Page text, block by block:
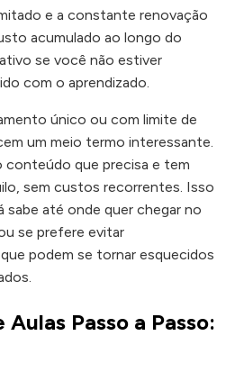
e a constante renovação
acumulado ao longo do
se você não estiver
com o aprendizado.
único ou com limite de
um meio termo interessante.
conteúdo que precisa e tem
sem custos recorrentes. Isso
sabe até onde quer chegar no
se prefere evitar
podem se tornar esquecidos
Passo a Passo: